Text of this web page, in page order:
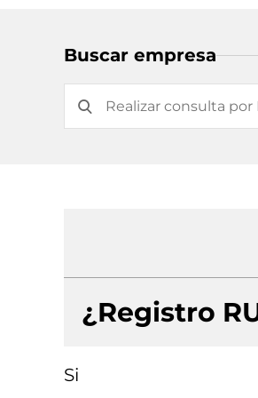
Buscar empresa
¿Registro
Si